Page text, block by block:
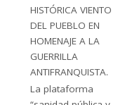
HISTÓRICA VIENTO
DEL PUEBLO EN
HOMENAJE A LA
GUERRILLA
ANTIFRANQUISTA.
La plataforma